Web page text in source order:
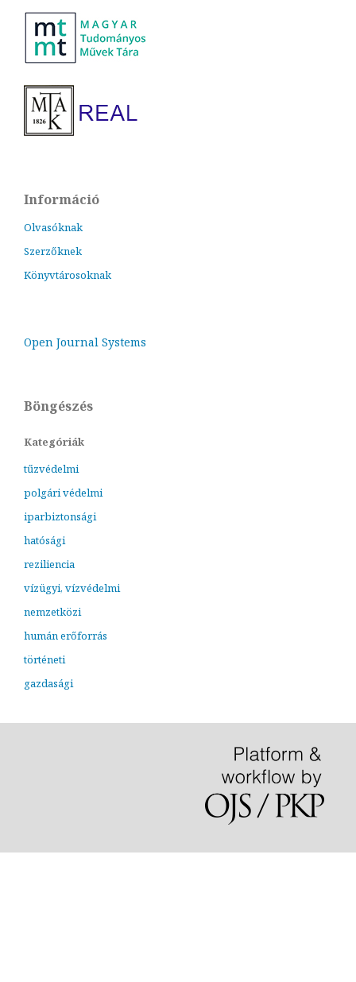
Információ
Olvasóknak
Szerzőknek
Könyvtárosoknak
Open Journal Systems
Böngészés
Kategóriák
tűzvédelmi
polgári védelmi
iparbiztonsági
hatósági
reziliencia
vízügyi, vízvédelmi
nemzetközi
humán erőforrás
történeti
gazdasági